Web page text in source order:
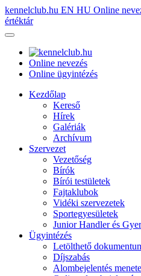
kennelclub.hu EN HU Online
értéktár
Online nevezés
Online ügyintézés
Kezdőlap
Kereső
Hírek
Galériák
Archívum
Szervezet
Vezetőség
Bírók
Bírói testületek
Fajtaklubok
Vidéki szervezetek
Sportegyesületek
Junior Handler és
Ügyintézés
Letölthető
Díjszabás
Alombejelentés menete